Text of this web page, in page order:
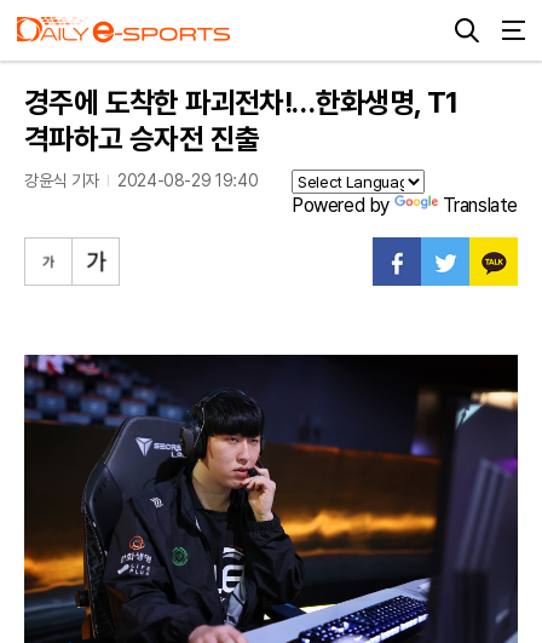
경주에 도착한 파괴전차!…한화생명, T1
격파하고 승자전 진출
강윤식 기자 2024-08-29 19:40
Powered by Translate